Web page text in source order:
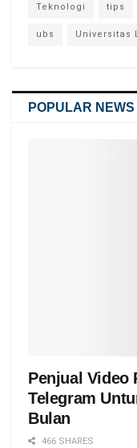
Teknologi tips
ubs Universitas
POPULAR NEWS
Penjual Video
Telegram
Bulan
466 SHARES